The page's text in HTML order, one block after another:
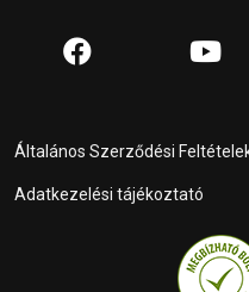
Általános Szerződési
Adatkezelési tájékoztató